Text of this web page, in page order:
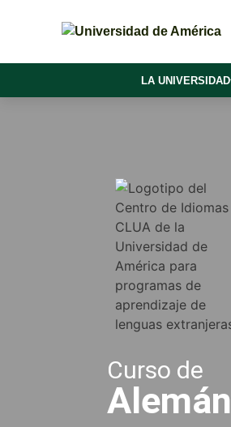
LA UNIVERSIDAD
Curso de
Alemán